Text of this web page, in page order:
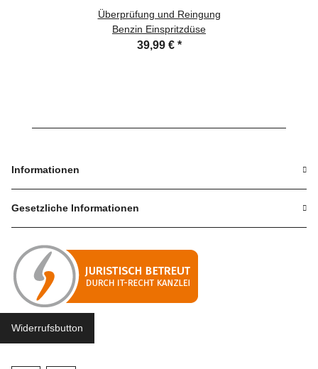
Überprüfung und Reingung
Benzin Einspritzdüse
39,99 € *
Informationen
Gesetzliche Informationen
Widerrufsbutton